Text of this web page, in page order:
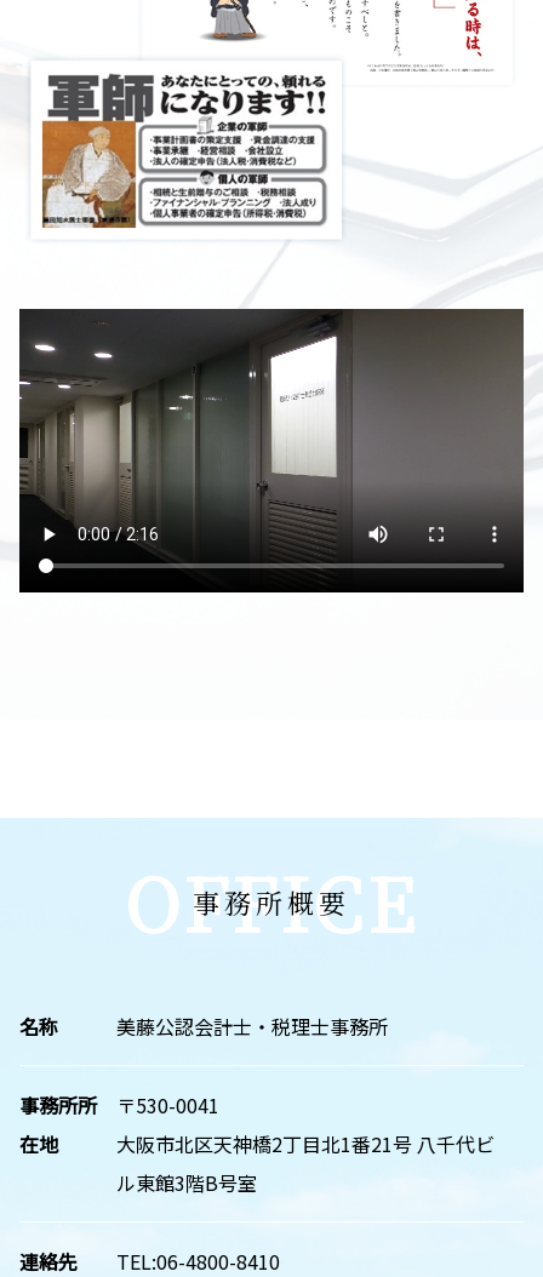
OFFICE
事務所概要
名称 美藤公認会計士・税理士事務所
事務所所
在地
〒530-0041
大阪市北区天神橋2丁目北1番21号 八千代ビ
ル東館3階B号室
連絡先 TEL:06-4800-8410